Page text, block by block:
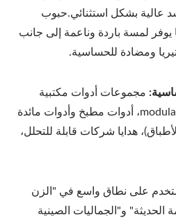
شد عالية بشكل استثنائي.حبوب
يوفر لمسة باردة وناعمة إلى جانب
ومضادة للحساسية.
مجموعات أدوات مكتبية
خضراء حديثة، رفوف بامبو modular، أدوات مطبخ وأدوات مائدة
هدايا شركات قابلة للتحلل،
على نطاق واسع في "الزن
الحديثة" و"الجماليات الصينية